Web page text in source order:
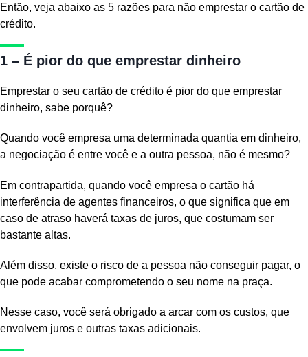
Então, veja abaixo as 5 razões para não emprestar o cartão de
crédito.
1 – É pior do que emprestar dinheiro
Emprestar o seu cartão de crédito é pior do que emprestar
dinheiro, sabe porquê?
Quando você empresa uma determinada quantia em dinheiro,
a negociação é entre você e a outra pessoa, não é mesmo?
Em contrapartida, quando você empresa o cartão há
interferência de agentes financeiros, o que significa que em
caso de atraso haverá taxas de juros, que costumam ser
bastante altas.
Além disso, existe o risco de a pessoa não conseguir pagar, o
que pode acabar comprometendo o seu nome na praça.
Nesse caso, você será obrigado a arcar com os custos, que
envolvem juros e outras taxas adicionais.